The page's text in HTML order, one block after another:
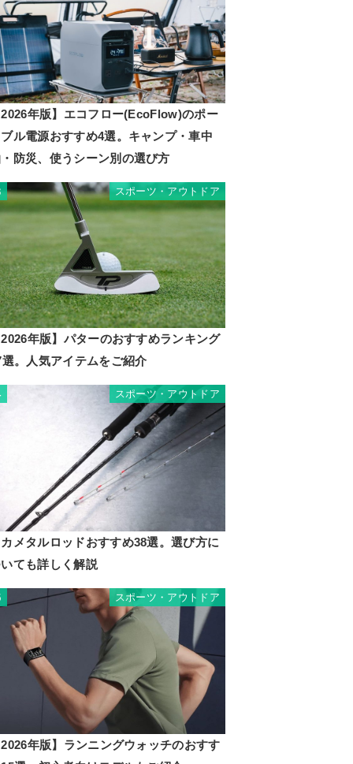
年版】エコフロー(EcoFlow)のポー
ル電源おすすめ4選。キャンプ・車中
防災、使うシーン別の選び方
スポーツ・アウトドア
年版】パターのおすすめランキング
選。人気アイテムをご紹介
スポーツ・アウトドア
メタルロッドおすすめ38選。選び方に
ても詳しく解説
スポーツ・アウトドア
年版】ランニングウォッチのおすす